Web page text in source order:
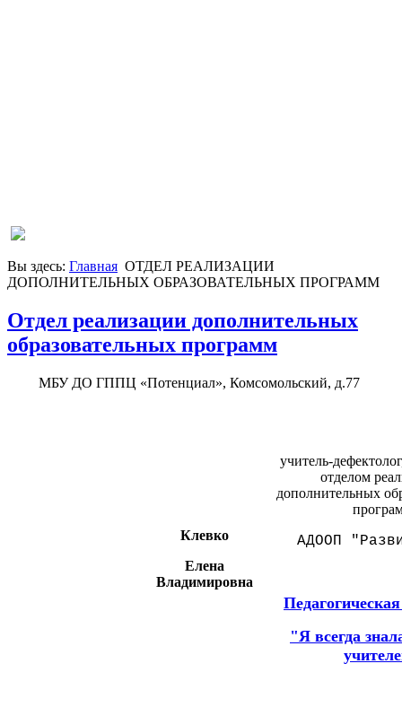
Вы здесь: Главная ОТДЕЛ РЕАЛИЗАЦИИ
ДОПОЛНИТЕЛЬНЫХ ОБРАЗОВАТЕЛЬНЫХ ПРОГРАММ
Отдел реализации дополнительных
образовательных программ
МБУ ДО ГППЦ «Потенциал», Комсомольский, д.77
Клевко
Елена
Владимировна
учитель-
отделом
дополнительных
АДООП
"Я всегда